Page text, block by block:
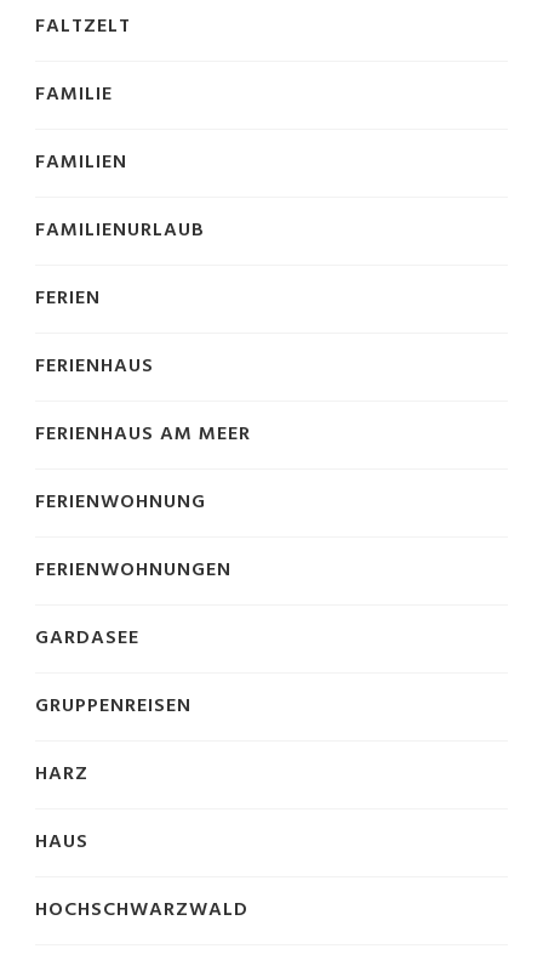
FALTZELT
FAMILIE
FAMILIEN
FAMILIENURLAUB
FERIEN
FERIENHAUS
FERIENHAUS AM MEER
FERIENWOHNUNG
FERIENWOHNUNGEN
GARDASEE
GRUPPENREISEN
HARZ
HAUS
HOCHSCHWARZWALD